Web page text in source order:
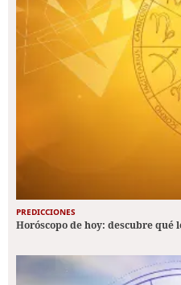
PREDICCIONES
Horóscopo de hoy: descubre qué